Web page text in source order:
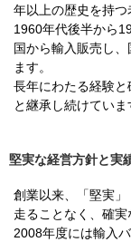
年以上の歴史を持つ
1960年代後半から
国から輸入販売し
ます。
長年にわたる経験
と継承し続けていま
堅実な経営方針と実
創業以来、「堅実
走ることなく、確実
2008年度には輸入